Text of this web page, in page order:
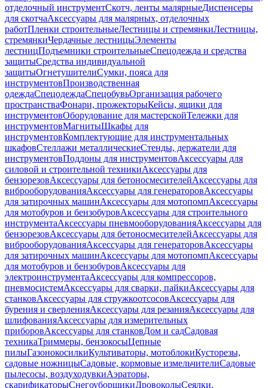
отделочный инструментСкотч, ленты малярныеДиспенсеры
для скотчаАксессуары для малярных, отделочных
работПленки строительныеЛестницы и стремянкиЛестницы,
стремянкиЧердачные лестницыЭлементы
лестницПодъемники строительныеСпецодежда и средства
защитыСредства индивидуальной
защитыОгнетушителиСумки, пояса для
инструментовПроизводственная
одеждаСпецодеждаСпецобувьОрганизация рабочего
пространстваФонари, прожекторыКейсы, ящики для
инструментовОборудование для мастерскойТележки для
инструментовМагнитыШкафы для
инструментовКомплектующие для инструментальных
шкафовСтеллажи металлическиеСтенды, держатели для
инструментовПоддоны для инструментовАксессуары для
силовой и строительной техникиАксессуары для
бензорезовАксессуары для бетоносмесителейАксессуары для
виброоборудованияАксессуары для генераторовАксессуары
для затирочных машинАксессуары для мотопомпАксессуары
для мотобуров и бензобуровАксессуары для строительного
инструментаАксессуары пневмооборудованияАксессуары для
бензорезовАксессуары для бетоносмесителейАксессуары для
виброоборудованияАксессуары для генераторовАксессуары
для затирочных машинАксессуары для мотопомпАксессуары
для мотобуров и бензобуровАксессуары для
электроинструментаАксессуары для компрессоров,
пневмосистемАксессуары для сварки, пайкиАксессуары для
станковАксессуары для стружкоотсосовАксессуары для
бурения и сверленияАксессуары для резанияАксессуары для
шлифованияАксессуары для измерительных
приборовАксессуары для станковДом и садСадовая
техникаТриммеры, бензокосыЦепные
пилыГазонокосилкиКультиваторы, мотоблокиКусторезы,
садовые ножницыСадовые, кормовые измельчителиСадовые
пылесосы, воздуходувкиАэраторы,
скарификаторыСнегоуборщикиДровоколыСеялки,